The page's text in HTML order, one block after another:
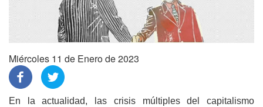
Miércoles 11 de Enero de 2023
En la actualidad, las crisis múltiples del capitalismo